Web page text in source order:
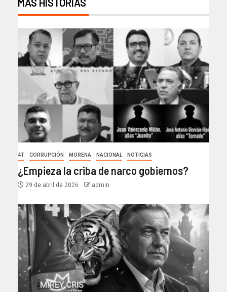
MÁS HISTORIAS
4T CORRUPCIÓN MORENA NACIONAL NOTICIAS
¿Empieza la criba de narco gobiernos?
29 de abril de 2026 admin